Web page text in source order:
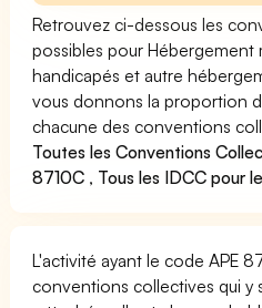
Retrouvez ci-dessous les
possibles pour Hébergement
handicapés et autre
vous donnons la proportion
chacune des conventions
Toutes les Conventions
8710C , Tous les IDCC pour
L'activité ayant le code APE
conventions collectives qui y